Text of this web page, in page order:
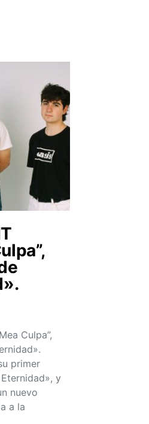
Culpa”,
primer
y
nuevo
a la